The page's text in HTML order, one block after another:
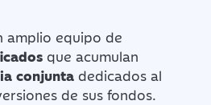
amplio equipo de
que acumulan
conjunta dedicados al
de sus fondos.